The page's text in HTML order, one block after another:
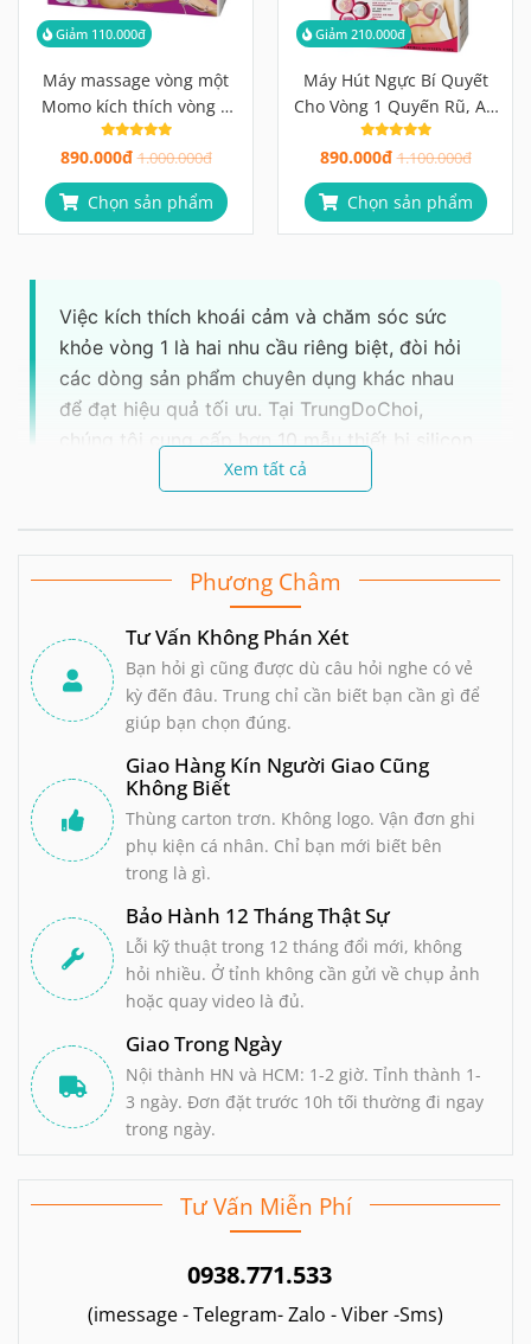
Giảm 110.000đ
Máy massage vòng một
Momo kích thích vòng 1
cho phái nữ
890.000đ 1.000.000đ
Chọn sản phẩm
Giảm 210.000đ
Máy Hút Ngực Bí Quyết
Cho Vòng 1 Quyến Rũ, An
Toàn & Tự Nhiên
890.000đ 1.100.000đ
Chọn sản phẩm
Việc kích thích khoái cảm và chăm sóc sức
khỏe vòng 1 là hai nhu cầu riêng biệt, đòi hỏi
các dòng sản phẩm chuyên dụng khác nhau
để đạt hiệu quả tối ưu. Tại TrungDoChoi,
chúng tôi cung cấp hơn 10 mẫu thiết bị silicon
y tế chính hãng, đáp ứng đa dạng nhu cầu với
hàng kín đáo và bảo mật tuyệt đối trên toàn
quốc.
Các dòng sản phẩm chăm sóc vòng 1 và kích thích điểm
nhạy cảm chuyên dụng
Vì Sao Chọn TrungDoChoi?
Xem tất cả
Phương Châm
Tư Vấn Không Phán Xét
Bạn hỏi gì cũng được dù câu hỏi nghe có vẻ
kỳ đến đâu. Trung chỉ cần biết bạn cần gì để
giúp bạn chọn đúng.
Giao Hàng Kín Người Giao Cũng
Không Biết
Thùng carton trơn. Không logo. Vận đơn ghi
phụ kiện cá nhân. Chỉ bạn mới biết bên
trong là gì.
Bảo Hành 12 Tháng Thật Sự
Lỗi kỹ thuật trong 12 tháng đổi mới, không
hỏi nhiều. Ở tỉnh không cần gửi về chụp ảnh
hoặc quay video là đủ.
Giao Trong Ngày
Nội thành HN và HCM: 1-2 giờ. Tỉnh thành 1-
3 ngày. Đơn đặt trước 10h tối thường đi ngay
trong ngày.
Tư Vấn Miễn Phí
0938.771.533
(imessage - Telegram- Zalo - Viber -Sms)